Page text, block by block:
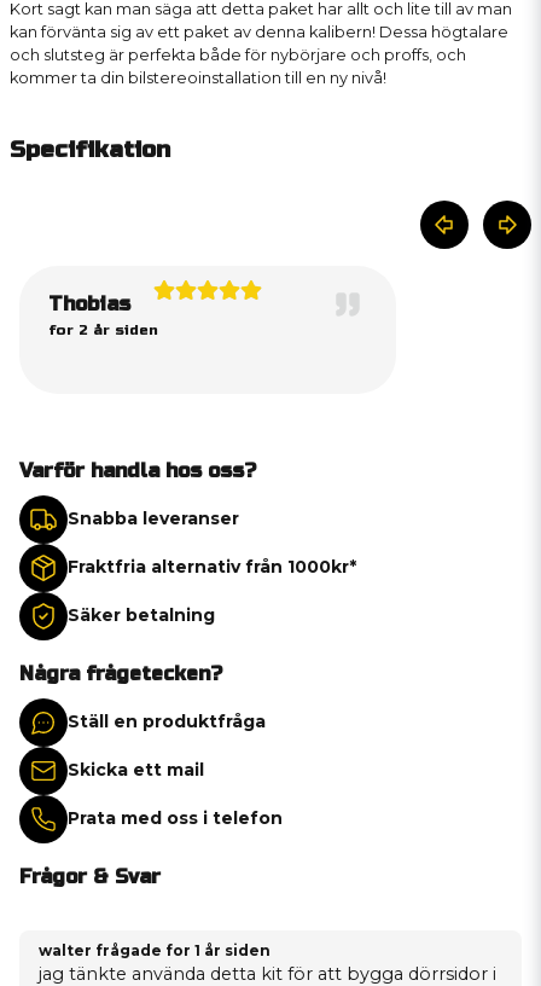
Kort sagt kan man säga att detta paket har allt och lite till av man
kan förvänta sig av ett paket av denna kalibern! Dessa högtalare
och slutsteg är perfekta både för nybörjare och proffs, och
kommer ta din bilstereoinstallation till en ny nivå!
Specifikation
Thobias
for 2 år siden
Varför handla hos oss?
Snabba leveranser
Fraktfria alternativ från 1000kr*
Säker betalning
Några frågetecken?
Ställ en produktfråga
Skicka ett mail
Prata med oss i telefon
Frågor & Svar
walter frågade for 1 år siden
jag tänkte använda detta kit för att bygga dörrsidor i